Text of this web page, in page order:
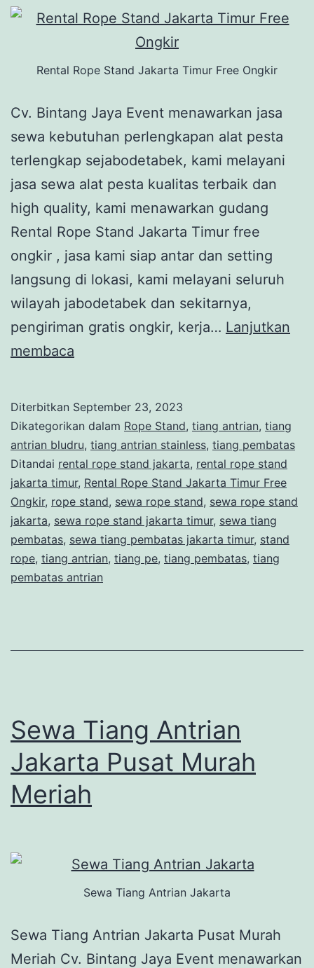
Rental Rope Stand Jakarta Timur Free Ongkir
Cv. Bintang Jaya Event menawarkan jasa
sewa kebutuhan perlengkapan alat pesta
terlengkap sejabodetabek, kami melayani
jasa sewa alat pesta kualitas terbaik dan
high quality, kami menawarkan gudang
Rental Rope Stand Jakarta Timur free
ongkir , jasa kami siap antar dan setting
langsung di lokasi, kami melayani seluruh
wilayah jabodetabek dan sekitarnya,
pengiriman gratis ongkir, kerja… Lanjutkan
membaca
Jakarta
Timur
Free
Ongkir
Diterbitkan September 23, 2023
Dikategorikan dalam Rope Stand, tiang antrian, tiang
antrian bludru, tiang antrian stainless, tiang pembatas
Ditandai rental rope stand jakarta, rental rope stand
jakarta timur, Rental Rope Stand Jakarta Timur Free
Ongkir, rope stand, sewa rope stand, sewa rope stand
jakarta, sewa rope stand jakarta timur, sewa tiang
pembatas, sewa tiang pembatas jakarta timur, stand
rope, tiang antrian, tiang pe, tiang pembatas, tiang
pembatas antrian
Sewa Tiang Antrian
Jakarta Pusat Murah
Meriah
Sewa Tiang Antrian Jakarta
Sewa Tiang Antrian Jakarta Pusat Murah
Meriah Cv. Bintang Jaya Event menawarkan